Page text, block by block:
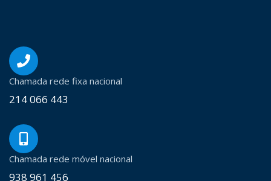
Chamada rede fixa nacional
214 066 443
Chamada rede móvel nacional
938 961 456